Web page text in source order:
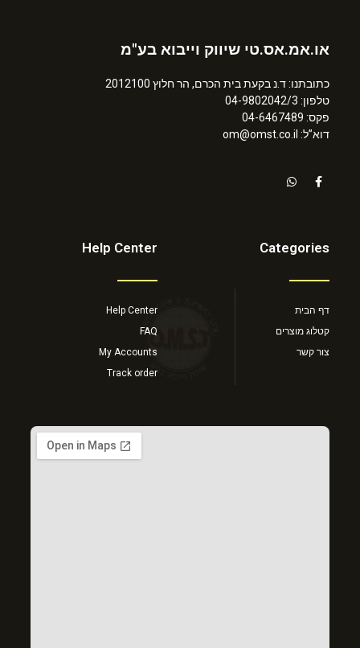
או.אמ.אס.טי שיווק וייבוא בע"מ
כתובתנו: ד.נ בקעת בית הכרם, הר חלוץ 2012100
טלפון: 04-9802042/3
פקס: 04-6467489
דוא”ל: om@omst.co.il
Categories
דף הבית
קטלוג מוצרים
צור קשר
Help Center
Help Center
FAQ
My Accounts
Track order